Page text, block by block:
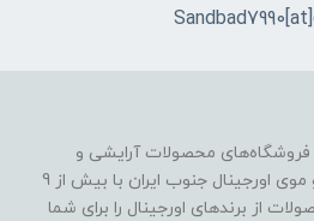
فروشگاه‌های محصولات آرایشی و
بهداشتی ، مراقبت از پوست و موی اورجینال جنوب ایران با بیش از 9
از برندهای اورجینال را برای شما